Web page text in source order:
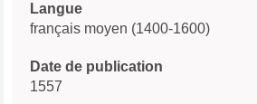
Langue
français moyen (1400-1600)
Date de publication
1557